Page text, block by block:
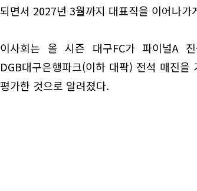
되면서 2027년 3월까지 대표직을 이어나가
이사회는 올 시즌 대구FC가 파이널A
DGB대구은행파크(이하 대팍) 전석 매진
평가한 것으로 알려졌다.